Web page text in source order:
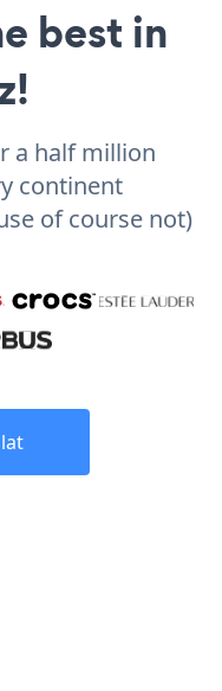
best in
a half million
continent
of course not)